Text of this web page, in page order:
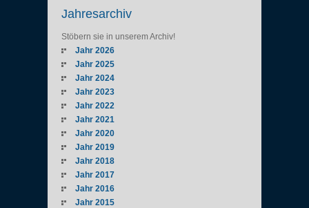
Jahresarchiv
Stöbern sie in unserem Archiv!
Jahr 2026
Jahr 2025
Jahr 2024
Jahr 2023
Jahr 2022
Jahr 2021
Jahr 2020
Jahr 2019
Jahr 2018
Jahr 2017
Jahr 2016
Jahr 2015